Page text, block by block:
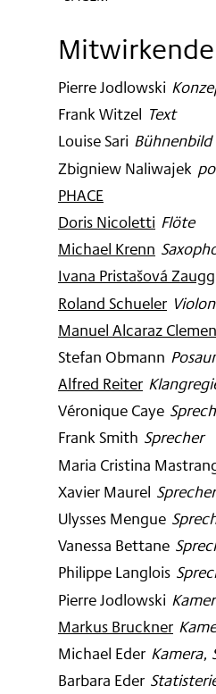
Mitwirkende
Pierre Jodlowski:
Frank Witzel: Text
Louise Sari: Bühnenbild
Zbigniew Naliwajek:
PHACE
Doris Nicoletti: Flöte
Michael Krenn:
Ivana Pristašová Zaugg:
Roland Schueler
:
Manuel Alcaraz
Stefan Obmann:
Alfred Reiter
:
Véronique Caye
:
Frank Smith: Sprecher
Maria Cristina
Xavier Maurel: Sprecher
Ulysses Mengue
:
Vanessa Bettane
:
Philippe Langlois
:
Pierre Jodlowski:
Markus Bruckner
:
Michael Eder
: Kamera,
Barbara Eder
: